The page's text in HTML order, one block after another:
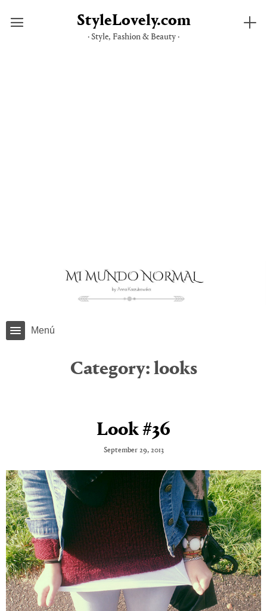
StyleLovely.com
· Style, Fashion & Beauty ·
Menú
Category: looks
Look #36
September 29, 2013